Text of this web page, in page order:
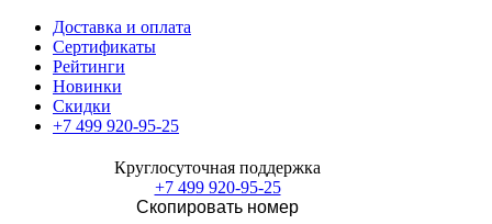
Доставка и оплата
Сертификаты
Рейтинги
Новинки
Скидки
+7 499 920-95-25
Круглосуточная поддержка
+7 499 920-95-25
Скопировать номер